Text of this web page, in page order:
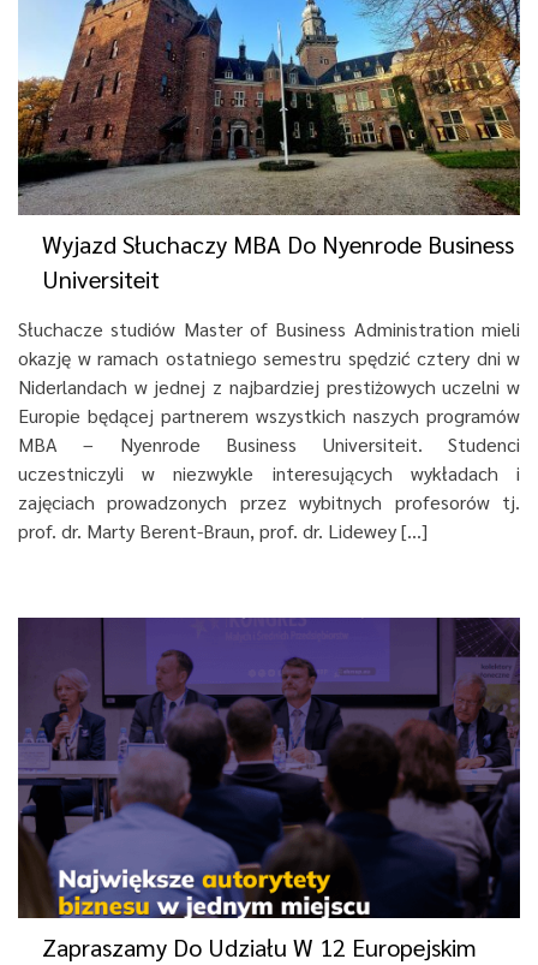
Wyjazd Słuchaczy MBA Do Nyenrode Business
Universiteit
Słuchacze studiów Master of Business Administration mieli
okazję w ramach ostatniego semestru spędzić cztery dni w
Niderlandach w jednej z najbardziej prestiżowych uczelni w
Europie będącej partnerem wszystkich naszych programów
MBA – Nyenrode Business Universiteit. Studenci
uczestniczyli w niezwykle interesujących wykładach i
zajęciach prowadzonych przez wybitnych profesorów tj.
prof. dr. Marty Berent-Braun, prof. dr. Lidewey […]
Zapraszamy Do Udziału W 12 Europejskim